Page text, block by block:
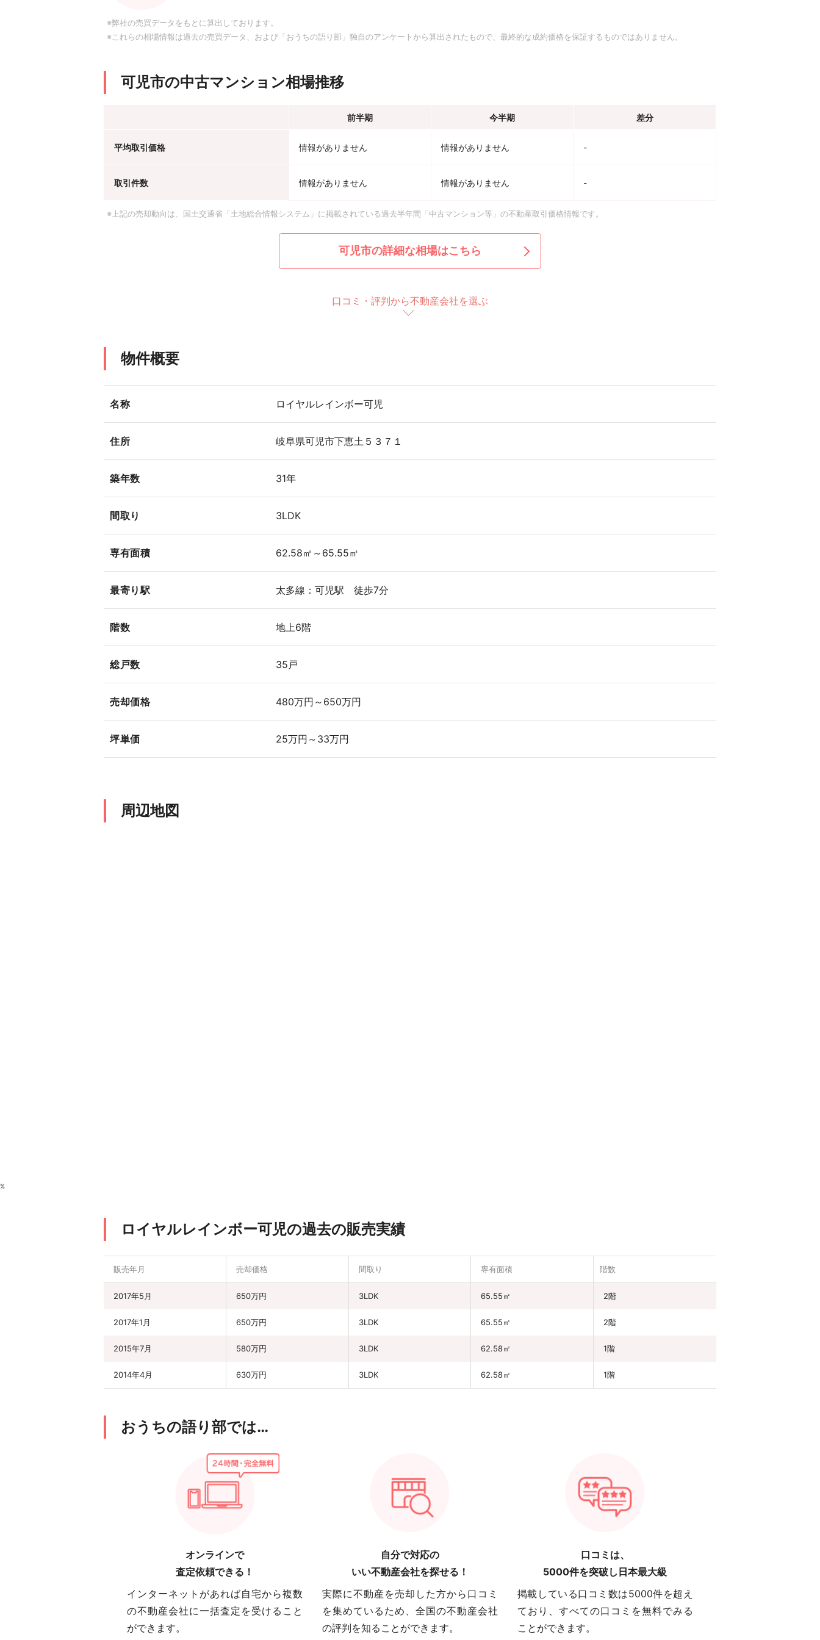
※弊社の売買データをもとに算出しております。
※これらの相場情報は過去の売買データ、および「おうちの語り部」独自のアンケートから算出されたもので、最終的な成約価格を保証するものではありません。
可児市の中古マンション相場推移
前半期 今半期 差分
平均取引価格 情報がありません 情報がありません -
取引件数 情報がありません 情報がありません -
※上記の売却動向は、国土交通省「土地総合情報システム」に掲載されている過去半年間「中古マンション等」の不動産取引価格情報です。
可児市の詳細な相場はこちら
口コミ・評判から不動産会社を選ぶ
物件概要
名称 ロイヤルレインボー可児
住所 岐阜県可児市下恵土５３７１
築年数 31年
間取り 3LDK
専有面積 62.58㎡～65.55㎡
最寄り駅 太多線：可児駅 徒歩7分
階数 地上6階
総戸数 35戸
売却価格 480万円～650万円
坪単価 25万円～33万円
周辺地図
%
ロイヤルレインボー可児の過去の販売実績
販売年月 売却価格 間取り 専有面積 階数
2017年5月 650万円 3LDK 65.55㎡ 2階
2017年1月 650万円 3LDK 65.55㎡ 2階
2015年7月 580万円 3LDK 62.58㎡ 1階
2014年4月 630万円 3LDK 62.58㎡ 1階
おうちの語り部では…
オンラインで
査定依頼できる！
インターネットがあれば自宅から複数
の不動産会社に一括査定を受けること
ができます。
自分で対応の
いい不動産会社を探せる！
実際に不動産を売却した方から口コミ
を集めているため、全国の不動産会社
の評判を知ることができます。
口コミは、
5000件を突破し日本最大級
掲載している口コミ数は5000件を超え
ており、すべての口コミを無料でみる
ことができます。